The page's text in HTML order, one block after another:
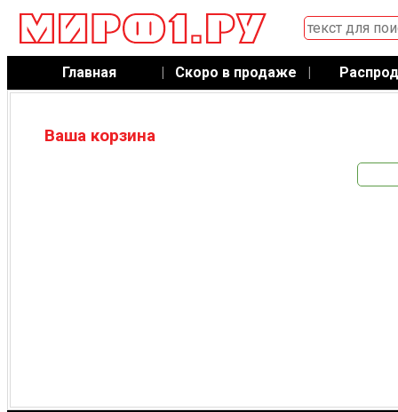
Главная | Скоро в продаже |
Ваша корзина